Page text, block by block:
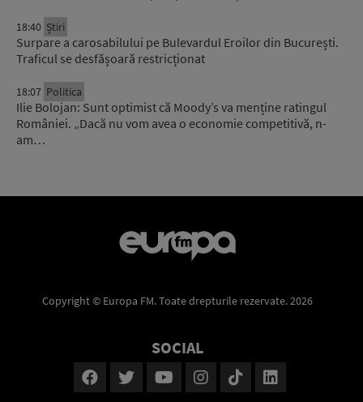
18:40 Știri
Surpare a carosabilului pe Bulevardul Eroilor din București.
Traficul se desfășoară restricționat
18:07 Politica
Ilie Bolojan: Sunt optimist că Moody’s va menține ratingul
României. „Dacă nu vom avea o economie competitivă, n-
am…
Copyright © Europa FM. Toate drepturile rezervate. 2026
SOCIAL